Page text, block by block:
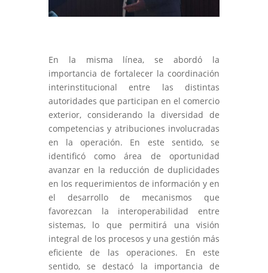
En la misma línea, se abordó la
importancia de fortalecer la coordinación
interinstitucional entre las distintas
autoridades que participan en el comercio
exterior, considerando la diversidad de
competencias y atribuciones involucradas
en la operación. En este sentido, se
identificó como área de oportunidad
avanzar en la reducción de duplicidades
en los requerimientos de información y en
el desarrollo de mecanismos que
favorezcan la interoperabilidad entre
sistemas, lo que permitirá una visión
integral de los procesos y una gestión más
eficiente de las operaciones. En este
sentido, se destacó la importancia de